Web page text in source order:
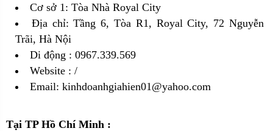
Cơ sở 1: Tòa Nhà Royal City
Địa chỉ: Tầng 6, Tòa R1, Royal City, 72 Nguyễn
Trãi, Hà Nội
Di động : 0967.339.569
Website : /
Email: kinhdoanhgiahien01@yahoo.com
Tại TP Hồ Chí Minh :